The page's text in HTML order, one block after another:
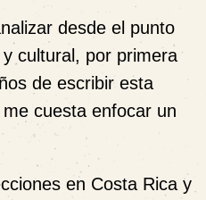
desde el punto
cultural, por primera
de escribir esta
cuesta enfocar un
en Costa Rica y